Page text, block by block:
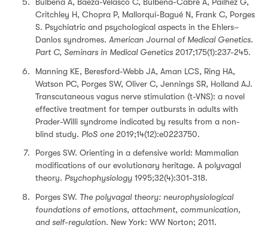
Critchley H, Chopra P, Mallorquí-Bagué N, Frank C, Porges
S. Psychiatric and psychological aspects in the Ehlers–
Danlos syndromes. American Journal of Medical Genetics.
Part C, Seminars in Medical Genetics 2017;175(1):237-245.
Manning KE, Beresford-Webb JA, Aman LCS, Ring HA,
Watson PC, Porges SW, Oliver C, Jennings SR, Holland AJ.
Transcutaneous vagus nerve stimulation (t-VNS): a novel
effective treatment for temper outbursts in adults with
Prader-Willi syndrome indicated by results from a non-
blind study. PloS one 2019;14(12):e0223750.
Porges SW. Orienting in a defensive world: Mammalian
modifications of our evolutionary heritage. A polyvagal
theory. Psychophysiology 1995;32(4):301-318.
Porges SW. The polyvagal theory: neurophysiological
foundations of emotions, attachment, communication,
and self-regulation. New York: WW Norton; 2011.